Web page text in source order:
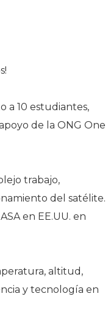
a 10 estudiantes,
de la ONG One
trabajo,
del satélite.
en EE.UU. en
altitud,
y tecnología en